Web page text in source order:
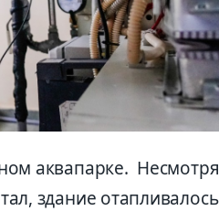
аквапарке. Несмотря
здание